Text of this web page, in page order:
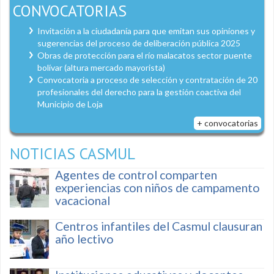
CONVOCATORIAS
Invitación a la ciudadanía para que emitan sus opiniones y
sugerencias del proceso de deliberación pública 2025
Obras de protección para el río malacatos sector puente
bolívar (altura mercado mayorista)
Convocatoria a proceso de selección y contratación de 20
profesionales del derecho para la gestión coactiva del
Municipio de Loja
+ convocatorias
NOTICIAS CASMUL
Agentes de control comparten
experiencias con niños de campamento
vacacional
Centros infantiles del Casmul clausuran
año lectivo